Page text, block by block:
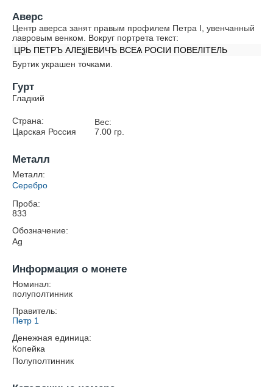
Аверс
Центр аверса занят правым профилем Петра I, увенчанный
лавровым венком. Вокруг портрета текст:
ЦРЬ ПЕТРЪ АЛЕѯIЕВИЧЪ ВСЕѦ РОСIИ ПОВЕЛIТЕЛЬ
Буртик украшен точками.
Гурт
Гладкий
Страна:
Царская Россия
Вес:
7.00гр.
Металл
Металл:
Серебро
Проба:
833
Обозначение:
Ag
Информация о монете
Номинал:
полуполтинник
Правитель:
Петр 1
Денежная единица:
Копейка
Полуполтинник